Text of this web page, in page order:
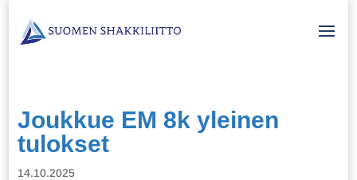
Joukkue EM 8k yleinen
tulokset
14.10.2025